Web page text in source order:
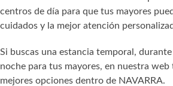
centros de día para que tus mayores
cuidados y la mejor atención
Si buscas una estancia temporal,
noche para tus mayores, en nuestra web
mejores opciones dentro de NAVARRA.